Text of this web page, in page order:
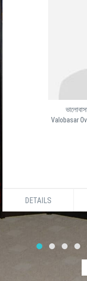
Valobasar
DETAILS